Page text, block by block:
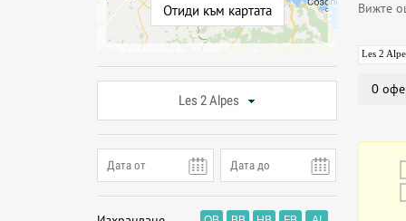
Отиди към картата
Les 2 Alpes
Вижте
Les 2
0